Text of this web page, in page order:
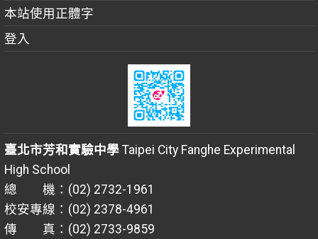
本站使用正體字
登入
臺北市芳和實驗中學Taipei City Fanghe Experimental
High School
總 機：(02) 2732-1961
校安專線：(02) 2378-4961
傳 真：(02) 2733-9859